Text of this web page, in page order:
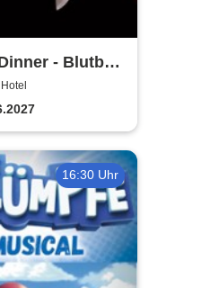
- Blutbad
16:30 Uhr